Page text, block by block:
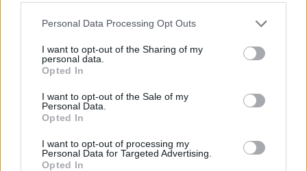
Please note that this website/app uses one or more Google
not limited to your visit or usage behaviour. You may click to
grant or deny consent to Google and its third-party tags to
use your data for below specified purposes in below Google
consent section.
Personal Data Processing Opt Outs
I want to opt-out of the Sharing of my
personal data.
Opted In
I want to opt-out of the Sale of my
Personal Data.
Opted In
I want to opt-out of processing my
Personal Data for Targeted Advertising.
Opted In
ΣΑΝ ΣΗΜΕΡΑ – 7 Αυγούστου 322 π.Χ. :
Μάχη της Κραννώνας